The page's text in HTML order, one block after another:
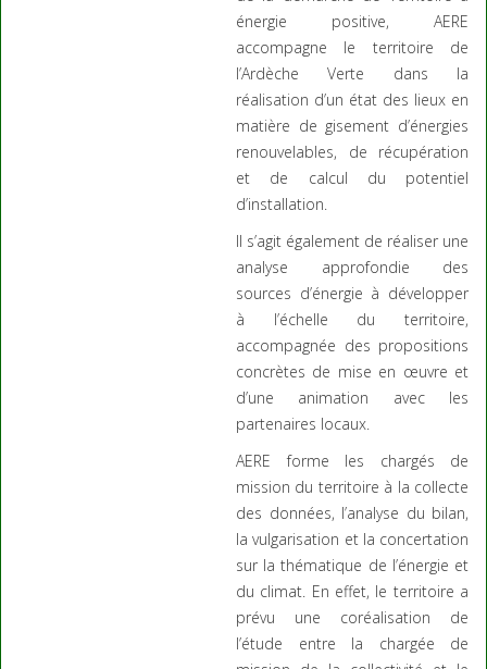
énergie positive, AERE
accompagne le territoire de
l’Ardèche Verte dans la
réalisation d’un état des lieux en
matière de gisement d’énergies
renouvelables, de récupération
et de calcul du potentiel
d’installation.
Il s’agit également de réaliser une
analyse approfondie des
sources d’énergie à développer
à l’échelle du territoire,
accompagnée des propositions
concrètes de mise en œuvre et
d’une animation avec les
partenaires locaux.
AERE forme les chargés de
mission du territoire à la collecte
des données, l’analyse du bilan,
la vulgarisation et la concertation
sur la thématique de l’énergie et
du climat. En effet, le territoire a
prévu une coréalisation de
l’étude entre la chargée de